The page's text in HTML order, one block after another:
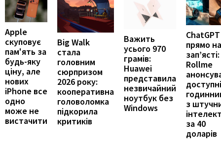
Apple
скуповує
пам'ять за
будь-яку
ціну, але
нових
iPhone все
одно
може не
вистачити
Big Walk
стала
головним
сюрпризом
2026 року:
кооперативна
головоломка
підкорила
критиків
Важить
усього 970
грамів:
Huawei
представила
незвичайний
ноутбук без
Windows
ChatGPT
прямо на
зап’ясті:
Rollme
доступні
з
за 40
доларів